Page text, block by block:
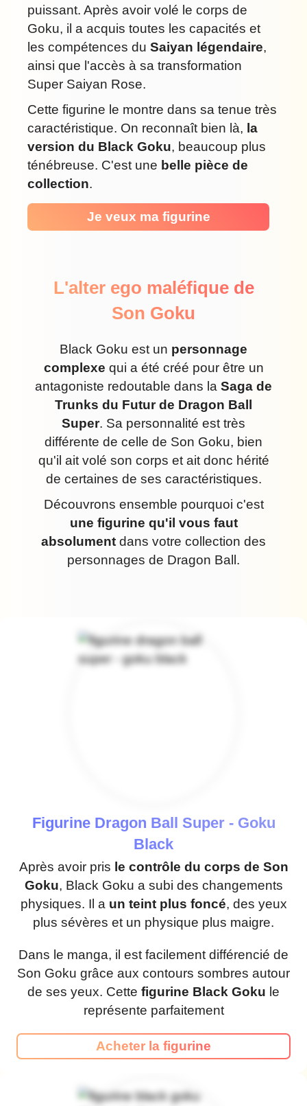
puissant. Après avoir volé le corps de
Goku, il a acquis toutes les capacités et
les compétences du Saiyan légendaire,
ainsi que l'accès à sa transformation
Super Saiyan Rose.
Cette figurine le montre dans sa tenue très
caractéristique. On reconnaît bien là, la
version du Black Goku, beaucoup plus
ténébreuse. C'est une belle pièce de
collection.
Je veux ma figurine
L'alter ego maléfique de
Son Goku
Black Goku est un personnage
complexe qui a été créé pour être un
antagoniste redoutable dans la Saga de
Trunks du Futur de Dragon Ball
Super. Sa personnalité est très
différente de celle de Son Goku, bien
qu'il ait volé son corps et ait donc hérité
de certaines de ses caractéristiques.
Découvrons ensemble pourquoi c'est
une figurine qu'il vous faut
absolument dans votre collection des
personnages de Dragon Ball.
Figurine Dragon Ball Super - Goku
Black
Après avoir pris le contrôle du corps de Son
Goku, Black Goku a subi des changements
physiques. Il a un teint plus foncé, des yeux
plus sévères et un physique plus maigre.
Dans le manga, il est facilement différencié de
Son Goku grâce aux contours sombres autour
de ses yeux. Cette figurine Black Goku le
représente parfaitement
Acheter la figurine